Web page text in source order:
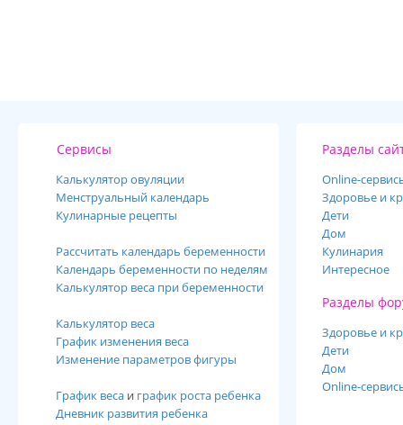
Сервисы
Калькулятор овуляции
Менструальный календарь
Кулинарные рецепты
Рассчитать календарь беременности
Календарь беременности по неделям
Калькулятор веса при беременности
Калькулятор веса
График изменения веса
Изменение параметров фигуры
График веса и график роста ребенка
Дневник развития ребенка
Разделы
Online-
Здоровье и
Дети
Дом
Кулинария
Интересное
Разделы
Здоровье и
Дети
Дом
Online-